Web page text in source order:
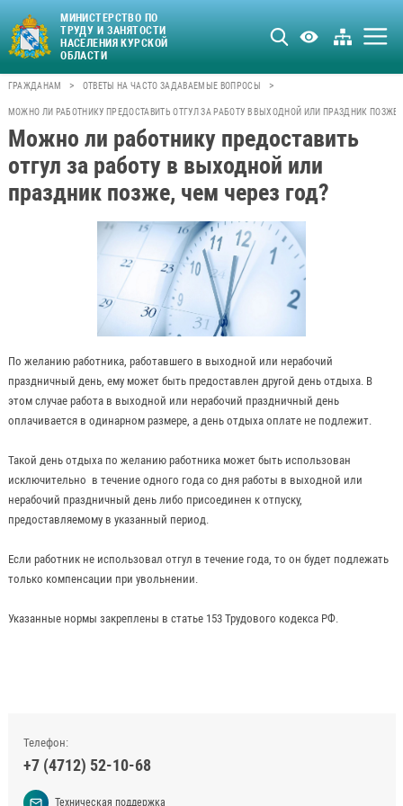
МИНИСТЕРСТВО ПО
ТРУДУ И ЗАНЯТОСТИ
НАСЕЛЕНИЯ КУРСКОЙ
ОБЛАСТИ
ГРАЖДАНАМ > ОТВЕТЫ НА ЧАСТО ЗАДАВАЕМЫЕ ВОПРОСЫ >
МОЖНО ЛИ РАБОТНИКУ ПРЕДОСТАВИТЬ ОТГУЛ ЗА РАБОТУ В ВЫХОДНОЙ ИЛИ ПРАЗДНИК ПОЗЖЕ,
Можно ли работнику предоставить
отгул за работу в выходной или
праздник позже, чем через год?
По желанию работника, работавшего в выходной или нерабочий
праздничный день, ему может быть предоставлен другой день отдыха. В
этом случае работа в выходной или нерабочий праздничный день
оплачивается в одинарном размере, а день отдыха оплате не подлежит.
Такой день отдыха по желанию работника может быть использован
исключительно в течение одного года со дня работы в выходной или
нерабочий праздничный день либо присоединен к отпуску,
предоставляемому в указанный период.
Если работник не использовал отгул в течение года, то он будет подлежать
только компенсации при увольнении.
Указанные нормы закреплены в статье 153 Трудового кодекса РФ.
Телефон:
+7 (4712) 52-10-68
Техническая поддержка